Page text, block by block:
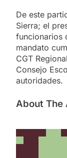
De este
Sierra; el
funcionarios
mandato
CGT
Consejo
autoridades.
About The